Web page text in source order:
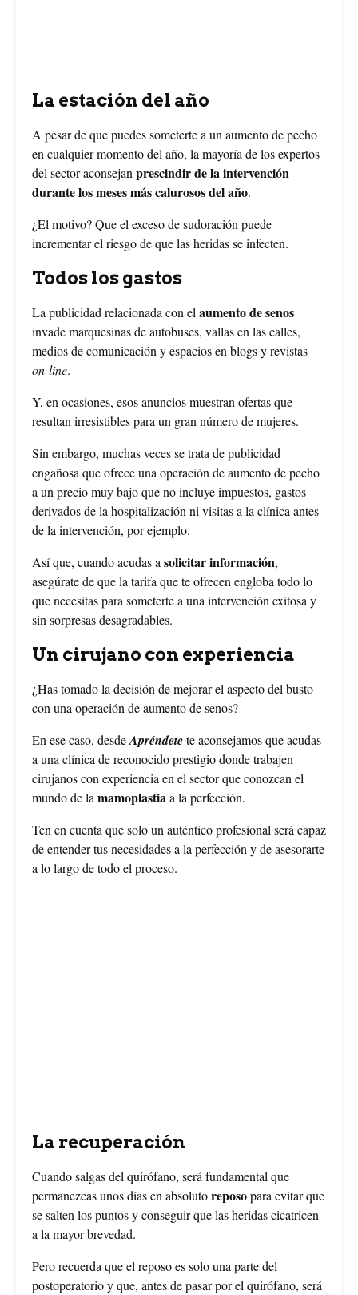
La estación del año
A pesar de que puedes someterte a un aumento de pecho
en cualquier momento del año, la mayoría de los expertos
del sector aconsejan prescindir de la intervención
durante los meses más calurosos del año.
¿El motivo? Que el exceso de sudoración puede
incrementar el riesgo de que las heridas se infecten.
Todos los gastos
La publicidad relacionada con el aumento de senos
invade marquesinas de autobuses, vallas en las calles,
medios de comunicación y espacios en blogs y revistas
on-line.
Y, en ocasiones, esos anuncios muestran ofertas que
resultan irresistibles para un gran número de mujeres.
Sin embargo, muchas veces se trata de publicidad
engañosa que ofrece una operación de aumento de pecho
a un precio muy bajo que no incluye impuestos, gastos
derivados de la hospitalización ni visitas a la clínica antes
de la intervención, por ejemplo.
Así que, cuando acudas a solicitar información,
asegúrate de que la tarifa que te ofrecen engloba todo lo
que necesitas para someterte a una intervención exitosa y
sin sorpresas desagradables.
Un cirujano con experiencia
¿Has tomado la decisión de mejorar el aspecto del busto
con una operación de aumento de senos?
En ese caso, desdeApréndetete aconsejamos que acudas
a una clínica de reconocido prestigio donde trabajen
cirujanos con experiencia en el sector que conozcan el
mundo de la mamoplastiaa la perfección.
Ten en cuenta que solo un auténtico profesional será capaz
de entender tus necesidades a la perfección y de asesorarte
a lo largo de todo el proceso.
La recuperación
Cuando salgas del quirófano, será fundamental que
permanezcas unos días en absolutoreposopara evitar que
se salten los puntos y conseguir que las heridas cicatricen
a la mayor brevedad.
Pero recuerda que el reposo es solo una parte del
postoperatorio y que, antes de pasar por el quirófano, será